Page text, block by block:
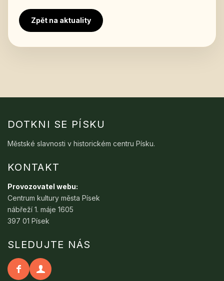
Zpět na aktuality
DOTKNI SE PÍSKU
Městské slavnosti v historickém centru Písku.
KONTAKT
Provozovatel webu:
Centrum kultury města Písek
nábřeží 1. máje 1605
397 01 Písek
SLEDUJTE NÁS